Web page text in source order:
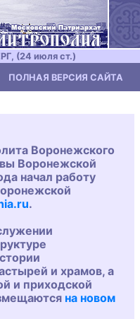
(24 июля ст.)
ПОЛНАЯ ВЕРСИЯ САЙТА
Воронежского
Воронежской
начал работу
.
и храмов, а
и приходской
на новом